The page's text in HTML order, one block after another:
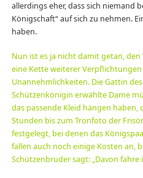
allerdings eher, dass sich niemand
Königschaft“ auf sich zu nehmen.
haben.
Nun ist es ja nicht damit getan,
eine Kette weiterer
Unannehmlichkeiten. Die Gattin
Schützenkönigin erwählte Dame
das passende Kleid hängen
Stunden bis zum Tronfoto der
festgelegt, bei denen das
fallen auch noch einige Kosten an,
Schützenbruder sagt: „Davon fahre